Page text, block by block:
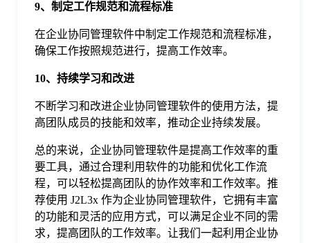
9、制定工作规范和流程标准
在企业协同管理软件中制定工作规范和流程标准，
确保工作按照规范进行，提高工作效率。
10、持续学习和改进
不断学习和改进企业协同管理软件的使用方法，提
高团队成员的技能和效率，推动企业持续发展。
总的来说，企业协同管理软件是提高工作效率的重
要工具，通过合理利用软件的功能和优化工作流
程，可以轻松提高团队的协作效率和工作效率。推
荐使用 J2L3x 作为企业协同管理软件，它拥有丰富
的功能和灵活的应用方式，可以满足企业不同的需
求，提高团队的工作效率。让我们一起利用企业协